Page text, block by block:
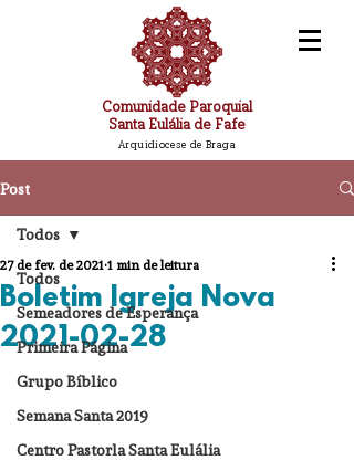
Comunidade Paroquial
Santa Eulália de Fafe
Arquidiocese de Braga
Post
Todos
Semeadores de Esperança
Primeira Página
Grupo Bíblico
Semana Santa 2019
Centro Pastorla Santa Eulália
Todos
Boletim Igreja Nova
2021-02-28
27 de fev. de 2021 1 min de leitura